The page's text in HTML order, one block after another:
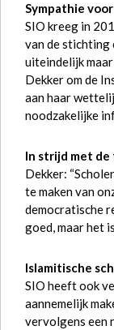
Sympathie
SIO kreeg in
van de stichting
uiteindelijk
Dekker om de
aan haar
noodzakelijke
In strijd met
Dekker:
te maken van
democratische
goed, maar het
Islamitische
SIO heeft ook
aannemelijk
vervolgens een